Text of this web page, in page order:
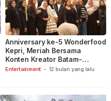
Entertainment - 12 bulan yang lalu
Anniversary ke-5 Wonderfood
Kepri, Meriah Bersama
Konten Kreator Batam-
Tanjungpinang